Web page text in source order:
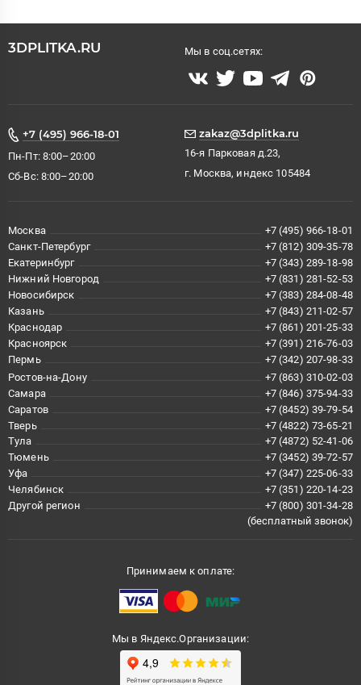
3DPLITKA.RU Мы в соц.сетях:
+7 (495) 966-18-01
Пн-Пт: 8:00–20:00
Сб-Вс: 8:00–20:00
zakaz@3dplitka.ru
16-я Парковая д.23,
г. Москва, индекс 105484
Москва
+7 (495) 966-18-01
Санкт-Петербург
+7 (812) 309-35-78
Екатеринбург
+7 (343) 289-18-98
Нижний Новгород
+7 (831) 281-52-53
Новосибирск
+7 (383) 284-08-48
Казань
+7 (843) 211-02-57
Краснодар
+7 (861) 201-25-33
Красноярск
+7 (391) 216-76-03
Пермь
+7 (342) 207-98-33
Ростов-на-Дону
+7 (863) 310-02-03
Самара
+7 (846) 375-94-33
Саратов
+7 (8452) 39-79-54
Тверь
+7 (4822) 73-65-21
Тула
+7 (4872) 52-41-06
Тюмень
+7 (3452) 39-72-57
Уфа
+7 (347) 225-06-33
Челябинск
+7 (351) 220-14-23
Другой регион
+7 (800) 301-34-28
(бесплатный звонок)
Принимаем к оплате:
Мы в Яндекс.Организации: